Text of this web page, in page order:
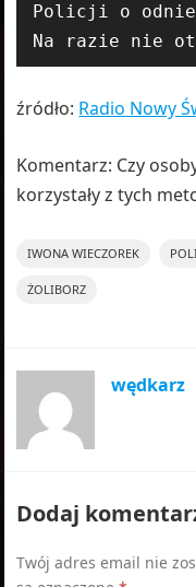
Policji o
Na razie nie
źródło: Radio Nowy
Komentarz: Czy
korzystały z tych
IWONA WIECZOREK
ŻOLIBORZ
wędkarz
Dodaj
Twój adres email nie